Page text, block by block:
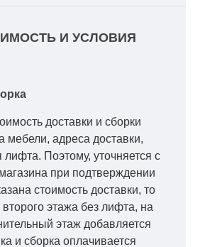
И УСЛОВИЯ
доставки и сборки
мебели, адреса доставки,
лифта. Поэтому, уточняется с
при подтверждении
стоимость доставки, то
этажа без лифта, на
этаж добавляется
и сборка оплачивается